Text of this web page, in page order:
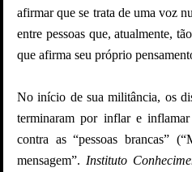
afirmar que se trata de uma voz
entre pessoas que, atualmente,
que afirma seu próprio
No início de sua militância, os
terminaram por inflar e
contra as “pessoas brancas”
mensagem”. Instituto